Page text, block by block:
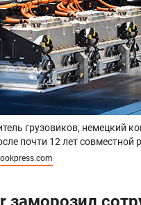
грузовиков, немецкий
почти 12 лет совместной